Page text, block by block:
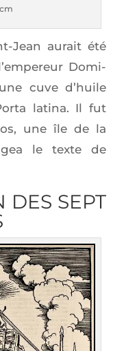
Jean aurait été
Domi­
cuve d’huile
lati­na. Il fut
une île de la
le texte de
SEPT